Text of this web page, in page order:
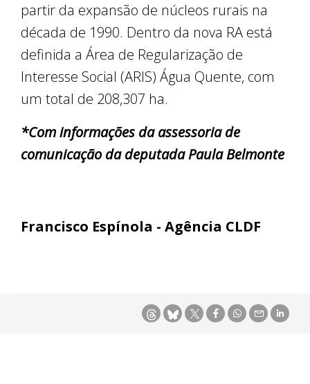
partir da expansão de núcleos rurais na
década de 1990. Dentro da nova RA está
definida a Área de Regularização de
Interesse Social (ARIS) Água Quente, com
um total de 208,307 ha.
*Com informações da assessoria de
comunicação da deputada Paula Belmonte
Francisco Espínola - Agência CLDF